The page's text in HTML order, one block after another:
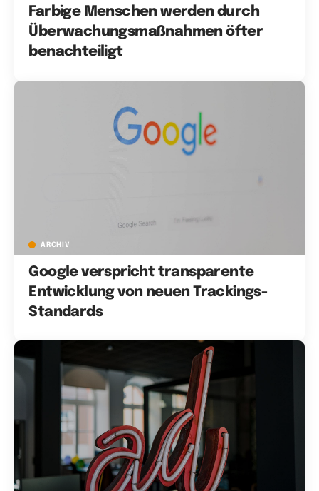
Farbige Menschen werden durch
Überwachungsmaßnahmen öfter
benachteiligt
ARCHIV
Google verspricht transparente
Entwicklung von neuen Trackings-
Standards